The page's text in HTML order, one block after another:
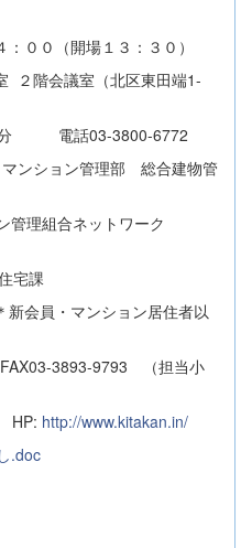
００（開場１３：３０）
２階会議室（北区東田端1-
電話03-3800-6772
ンション管理部 総合建物管
管理組合ネットワーク
宅課
会員・マンション居住者以
3893-9793 （担当小
HP: http://www.kitakan.in/
.doc